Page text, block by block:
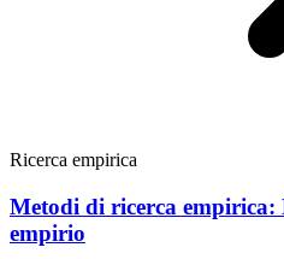
Ricerca empirica
Metodi di ricerca empirica:
empirio